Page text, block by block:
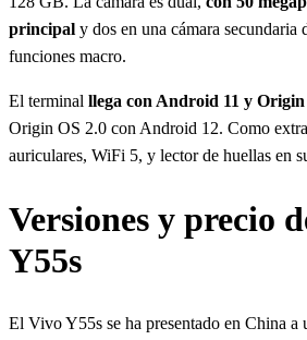
principal y dos en una cámara secundaria
funciones macro.
El terminal llega con Android 11 y Origin
Origin OS 2.0 con Android 12. Como
auriculares, WiFi 5, y lector de huellas en
Versiones y precio
Y55s
El Vivo Y55s se ha presentado en China a